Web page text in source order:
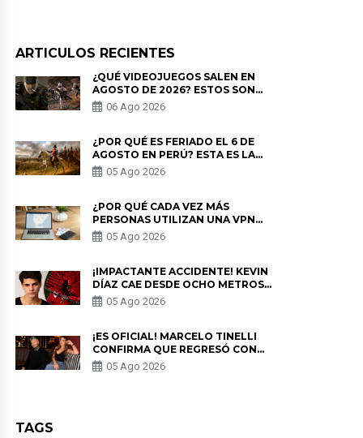
ARTICULOS RECIENTES
¿QUÉ VIDEOJUEGOS SALEN EN
AGOSTO DE 2026? ESTOS SON
LOS ESTRENOS MÁS ESPERADOS
06 Ago 2026
¿POR QUÉ ES FERIADO EL 6 DE
AGOSTO EN PERÚ? ESTA ES LA
HISTORIA
05 Ago 2026
¿POR QUÉ CADA VEZ MÁS
PERSONAS UTILIZAN UNA VPN
PARA PROTEGER SU
PRIVACIDAD?
05 Ago 2026
¡IMPACTANTE ACCIDENTE! KEVIN
DÍAZ CAE DESDE OCHO METROS
EN “ESTO ES GUERRA” Y GENERA
PREOCUPACIÓN
05 Ago 2026
¡ES OFICIAL! MARCELO TINELLI
CONFIRMA QUE REGRESÓ CON
MILETT FIGUEROA: “EL AMOR
PUDO MÁS”
05 Ago 2026
TAGS